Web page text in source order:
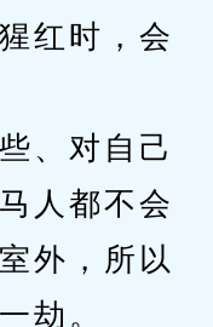
红时，会
、对自己
人都不会
外，所以
劫。